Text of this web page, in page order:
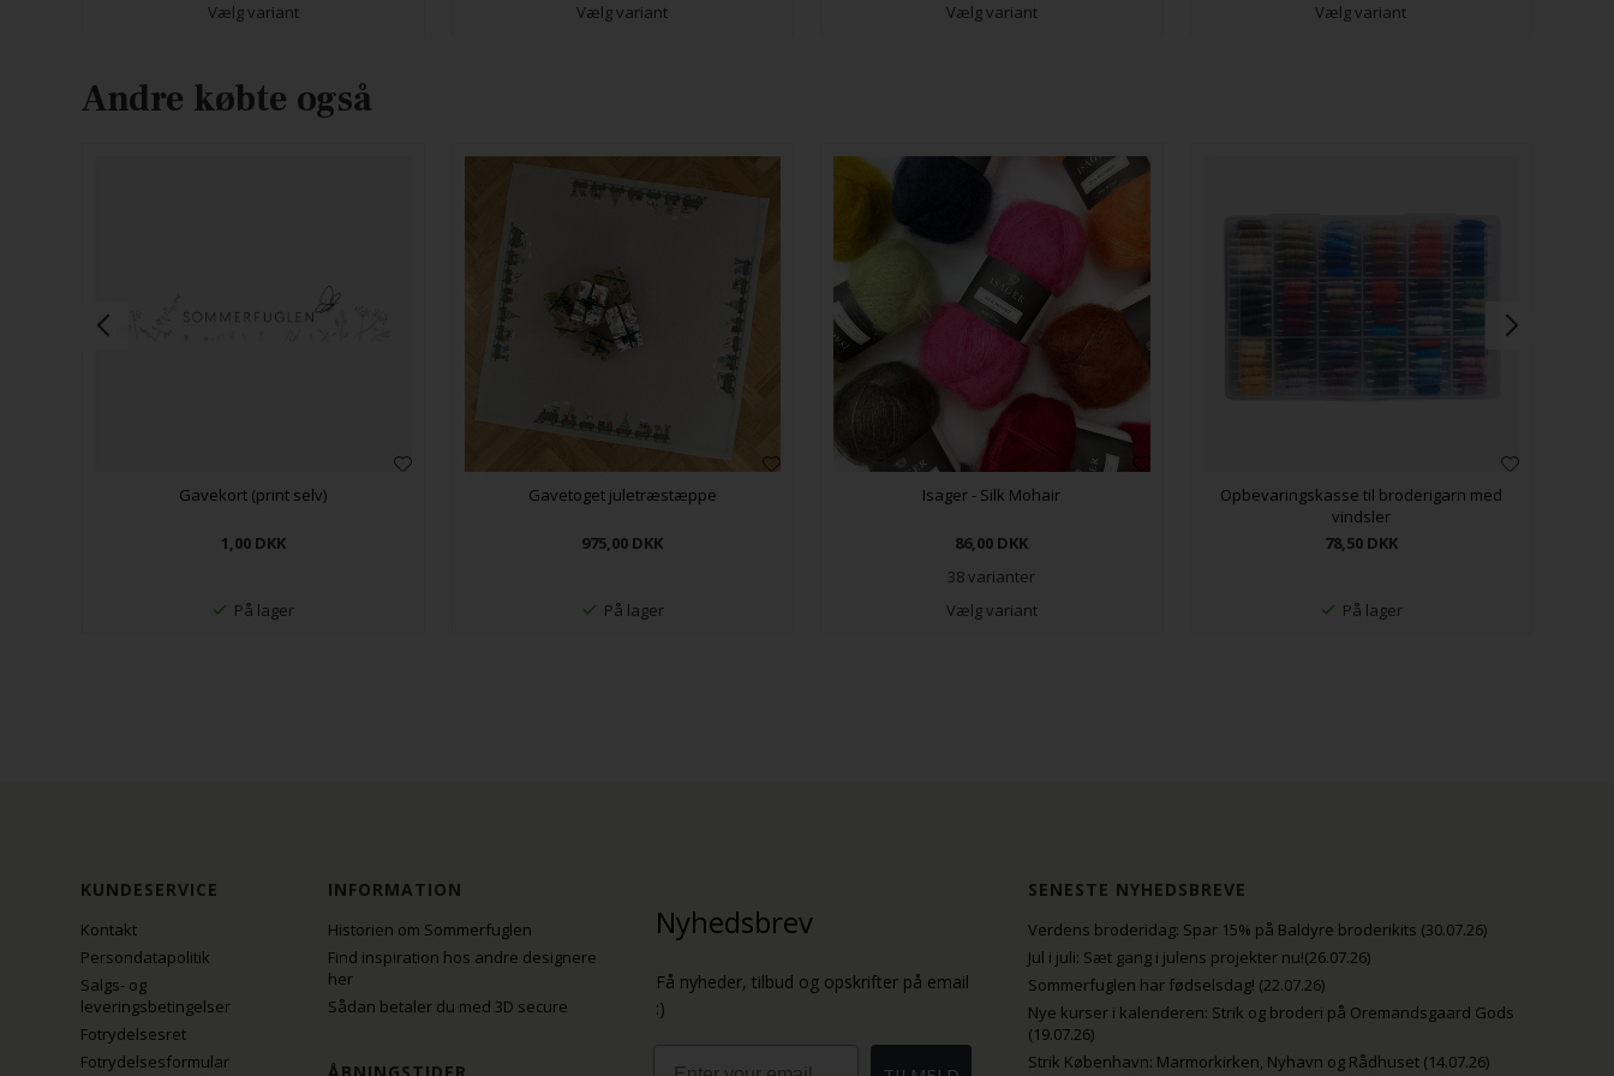
Vælg variant Vælg variant Vælg variant Vælg variant
Andre købte også
Gavekort (print selv)
1,00 DKK
På lager
Gavetoget juletræstæppe
975,00 DKK
På lager
Isager - Silk Mohair
86,00 DKK
38 varianter
Vælg variant
Opbevaringskasse til broderigarn med
vindsler
78,50 DKK
På lager
KUNDESERVICE
Kontakt
Persondatapolitik
Salgs- og
leveringsbetingelser
Fotrydelsesret
Fotrydelsesformular
INFORMATION
Historien om Sommerfuglen
Find inspiration hos andre designere
her
Sådan betaler du med 3D secure
Nyhedsbrev
Få nyheder, tilbud og opskrifter på email
:)
SENESTE NYHEDSBREVE
Verdens broderidag: Spar 15% på Baldyre broderikits (30.07.26)
Jul i juli: Sæt gang i julens projekter nu!(26.07.26)
Sommerfuglen har fødselsdag! (22.07.26)
Nye kurser i kalenderen: Strik og broderi på Oremandsgaard Gods
(19.07.26)
Strik København: Marmorkirken, Nyhavn og Rådhuset (14.07.26)